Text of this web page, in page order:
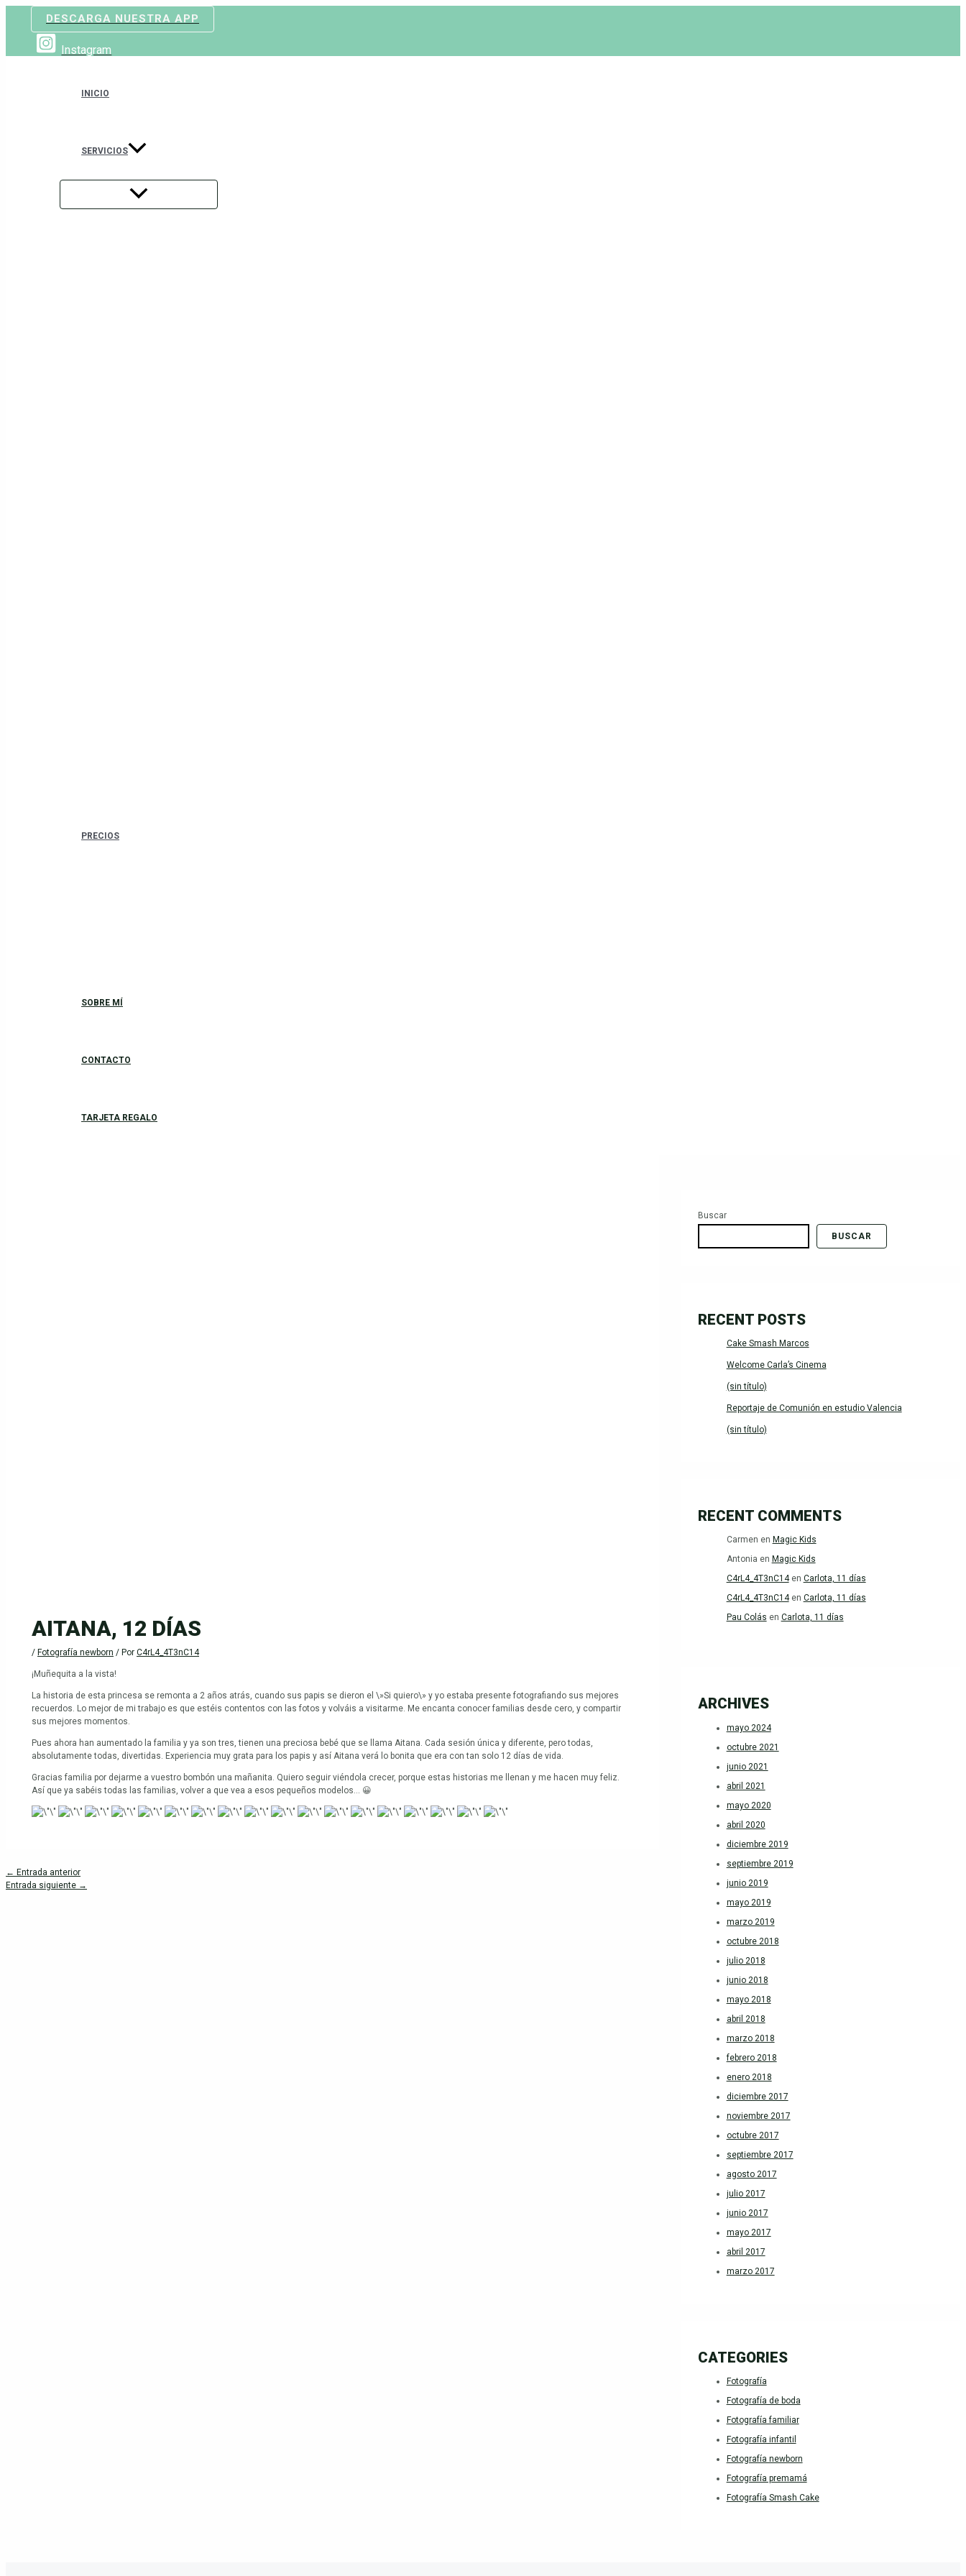
Ir
contenido
DESCARGA NUESTRA APP
Instagram
INICIO
SERVICIOS
ALTERNAR
MENÚ
PRECIOS
SOBRE MÍ
CONTACTO
TARJETA REGALO
AITANA, 12 DÍAS
/ Fotografía newborn / Por C4rL4_4T3nC14
¡Muñequita a la vista!
La historia de esta princesa se remonta a 2 años atrás, cuando sus papis se dieron el \»Si quiero\» y yo estaba presente fotografiando sus mejores
recuerdos. Lo mejor de mi trabajo es que estéis contentos con las fotos y volváis a visitarme. Me encanta conocer familias desde cero, y compartir
sus mejores momentos.
Pues ahora han aumentado la familia y ya son tres, tienen una preciosa bebé que se llama Aitana. Cada sesión única y diferente, pero todas,
absolutamente todas, divertidas. Experiencia muy grata para los papis y así Aitana verá lo bonita que era con tan solo 12 días de vida.
Gracias familia por dejarme a vuestro bombón una mañanita. Quiero seguir viéndola crecer, porque estas historias me llenan y me hacen muy feliz.
Así que ya sabéis todas las familias, volver a que vea a esos pequeños modelos… 😀
Navegación
entradas
← Entrada anterior
Entrada siguiente →
Buscar
BUSCAR
RECENT POSTS
Cake Smash Marcos
Welcome Carla’s Cinema
(sin título)
Reportaje de Comunión en estudio Valencia
(sin título)
RECENT COMMENTS
Carmen en Magic Kids
Antonia en Magic Kids
C4rL4_4T3nC14en Carlota, 11 días
C4rL4_4T3nC14en Carlota, 11 días
Pau Colás en Carlota, 11 días
ARCHIVES
mayo 2024
octubre 2021
junio 2021
abril 2021
mayo 2020
abril 2020
diciembre 2019
septiembre 2019
junio 2019
mayo 2019
marzo 2019
octubre 2018
julio 2018
junio 2018
mayo 2018
abril 2018
marzo 2018
febrero 2018
enero 2018
diciembre 2017
noviembre 2017
octubre 2017
septiembre 2017
agosto 2017
julio 2017
junio 2017
mayo 2017
abril 2017
marzo 2017
CATEGORIES
Fotografía
Fotografía de boda
Fotografía familiar
Fotografía infantil
Fotografía newborn
Fotografía premamá
Fotografía Smash Cake
Search